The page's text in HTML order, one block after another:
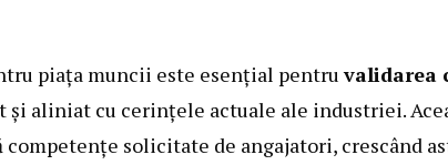
piața muncii este esențial pentruvalidarea
aliniat cu cerințele actuale ale industriei.
competențe solicitate de angajatori, crescând